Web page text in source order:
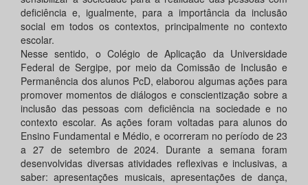
deficiência e, igualmente, para a importância da inclusão
social em todos os contextos, principalmente no contexto
escolar.
Nesse sentido, o Colégio de Aplicação da Universidade
Federal de Sergipe, por meio da Comissão de Inclusão e
Permanência dos alunos PcD, elaborou algumas ações para
promover momentos de diálogos e conscientização sobre a
inclusão das pessoas com deficiência na sociedade e no
contexto escolar. As ações foram voltadas para alunos do
Ensino Fundamental e Médio, e ocorreram no período de 23
a 27 de setembro de 2024. Durante a semana foram
desenvolvidas diversas atividades reflexivas e inclusivas, a
saber: apresentações musicais, apresentações de dança,